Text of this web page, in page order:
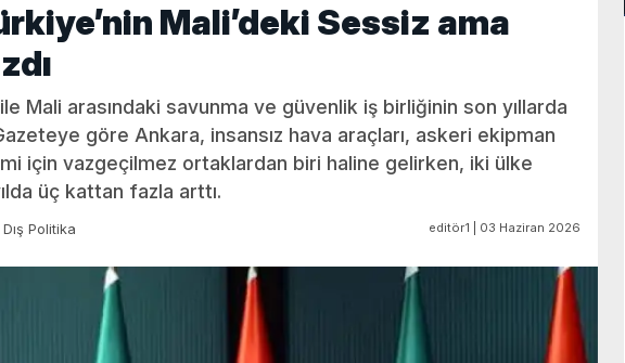
Mali’deki Sessiz ama
Mali arasındaki savunma ve güvenlik iş birliğinin son yıllarda
göre Ankara, insansız hava araçları, askeri ekipman
için vazgeçilmez ortaklardan biri haline gelirken, iki ülke
üç kattan fazla arttı.
Politika editör1 | 03 Haziran 2026